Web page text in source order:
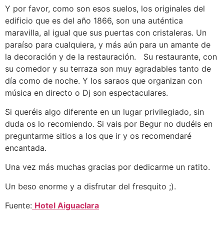
Y por favor, como son esos suelos, los originales del
edificio que es del año 1866, son una auténtica
maravilla, al igual que sus puertas con cristaleras. Un
paraíso para cualquiera, y más aún para un amante de
la decoración y de la restauración.
Su restaurante, con
su comedor y su terraza son muy agradables tanto de
día como de noche. Y los saraos que organizan con
música en directo o Dj son espectaculares.
Si queréis algo diferente en un lugar privilegiado, sin
duda os lo recomiendo. Si vais por Begur no dudéis en
preguntarme sitios a los que ir y os recomendaré
encantada.
Una vez más muchas gracias por dedicarme un ratito.
Un beso enorme y a disfrutar del fresquito ;).
Fuente: Hotel Aiguaclara